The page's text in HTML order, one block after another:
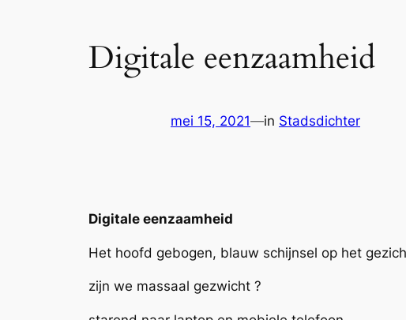
Digitale eenzaamheid
mei 15, 2021—in Stadsdichter
Digitale eenzaamheid
Het hoofd gebogen, blauw schijnsel op het
zijn we massaal gezwicht ?